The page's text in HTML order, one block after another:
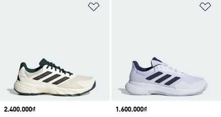
Price
2.400.000₫
Price
1.600.000₫